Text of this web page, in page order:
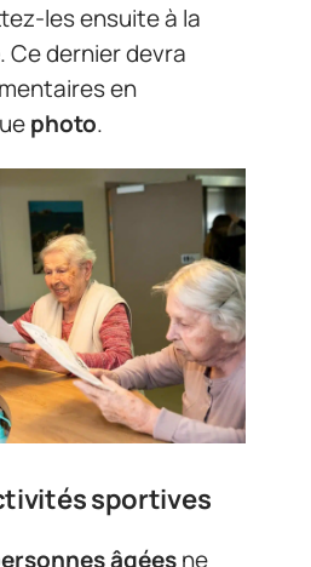
les ensuite à la
. Ce dernier devra
en
photo.
sportives
âgéesne